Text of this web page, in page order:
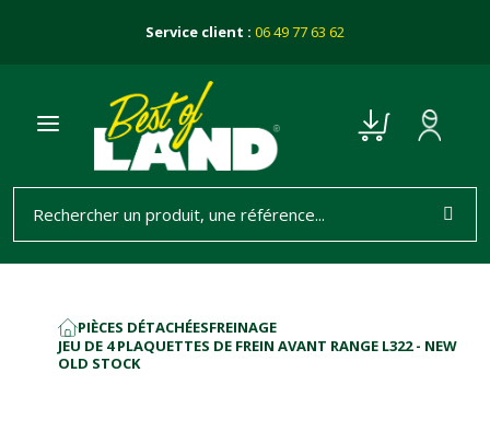
Service client : 06 49 77 63 62
ACCUEIL
PIÈCES DÉTACHÉESFREINAGE
JEU DE 4 PLAQUETTES DE FREIN AVANT RANGE L322 - NEW
OLD STOCK